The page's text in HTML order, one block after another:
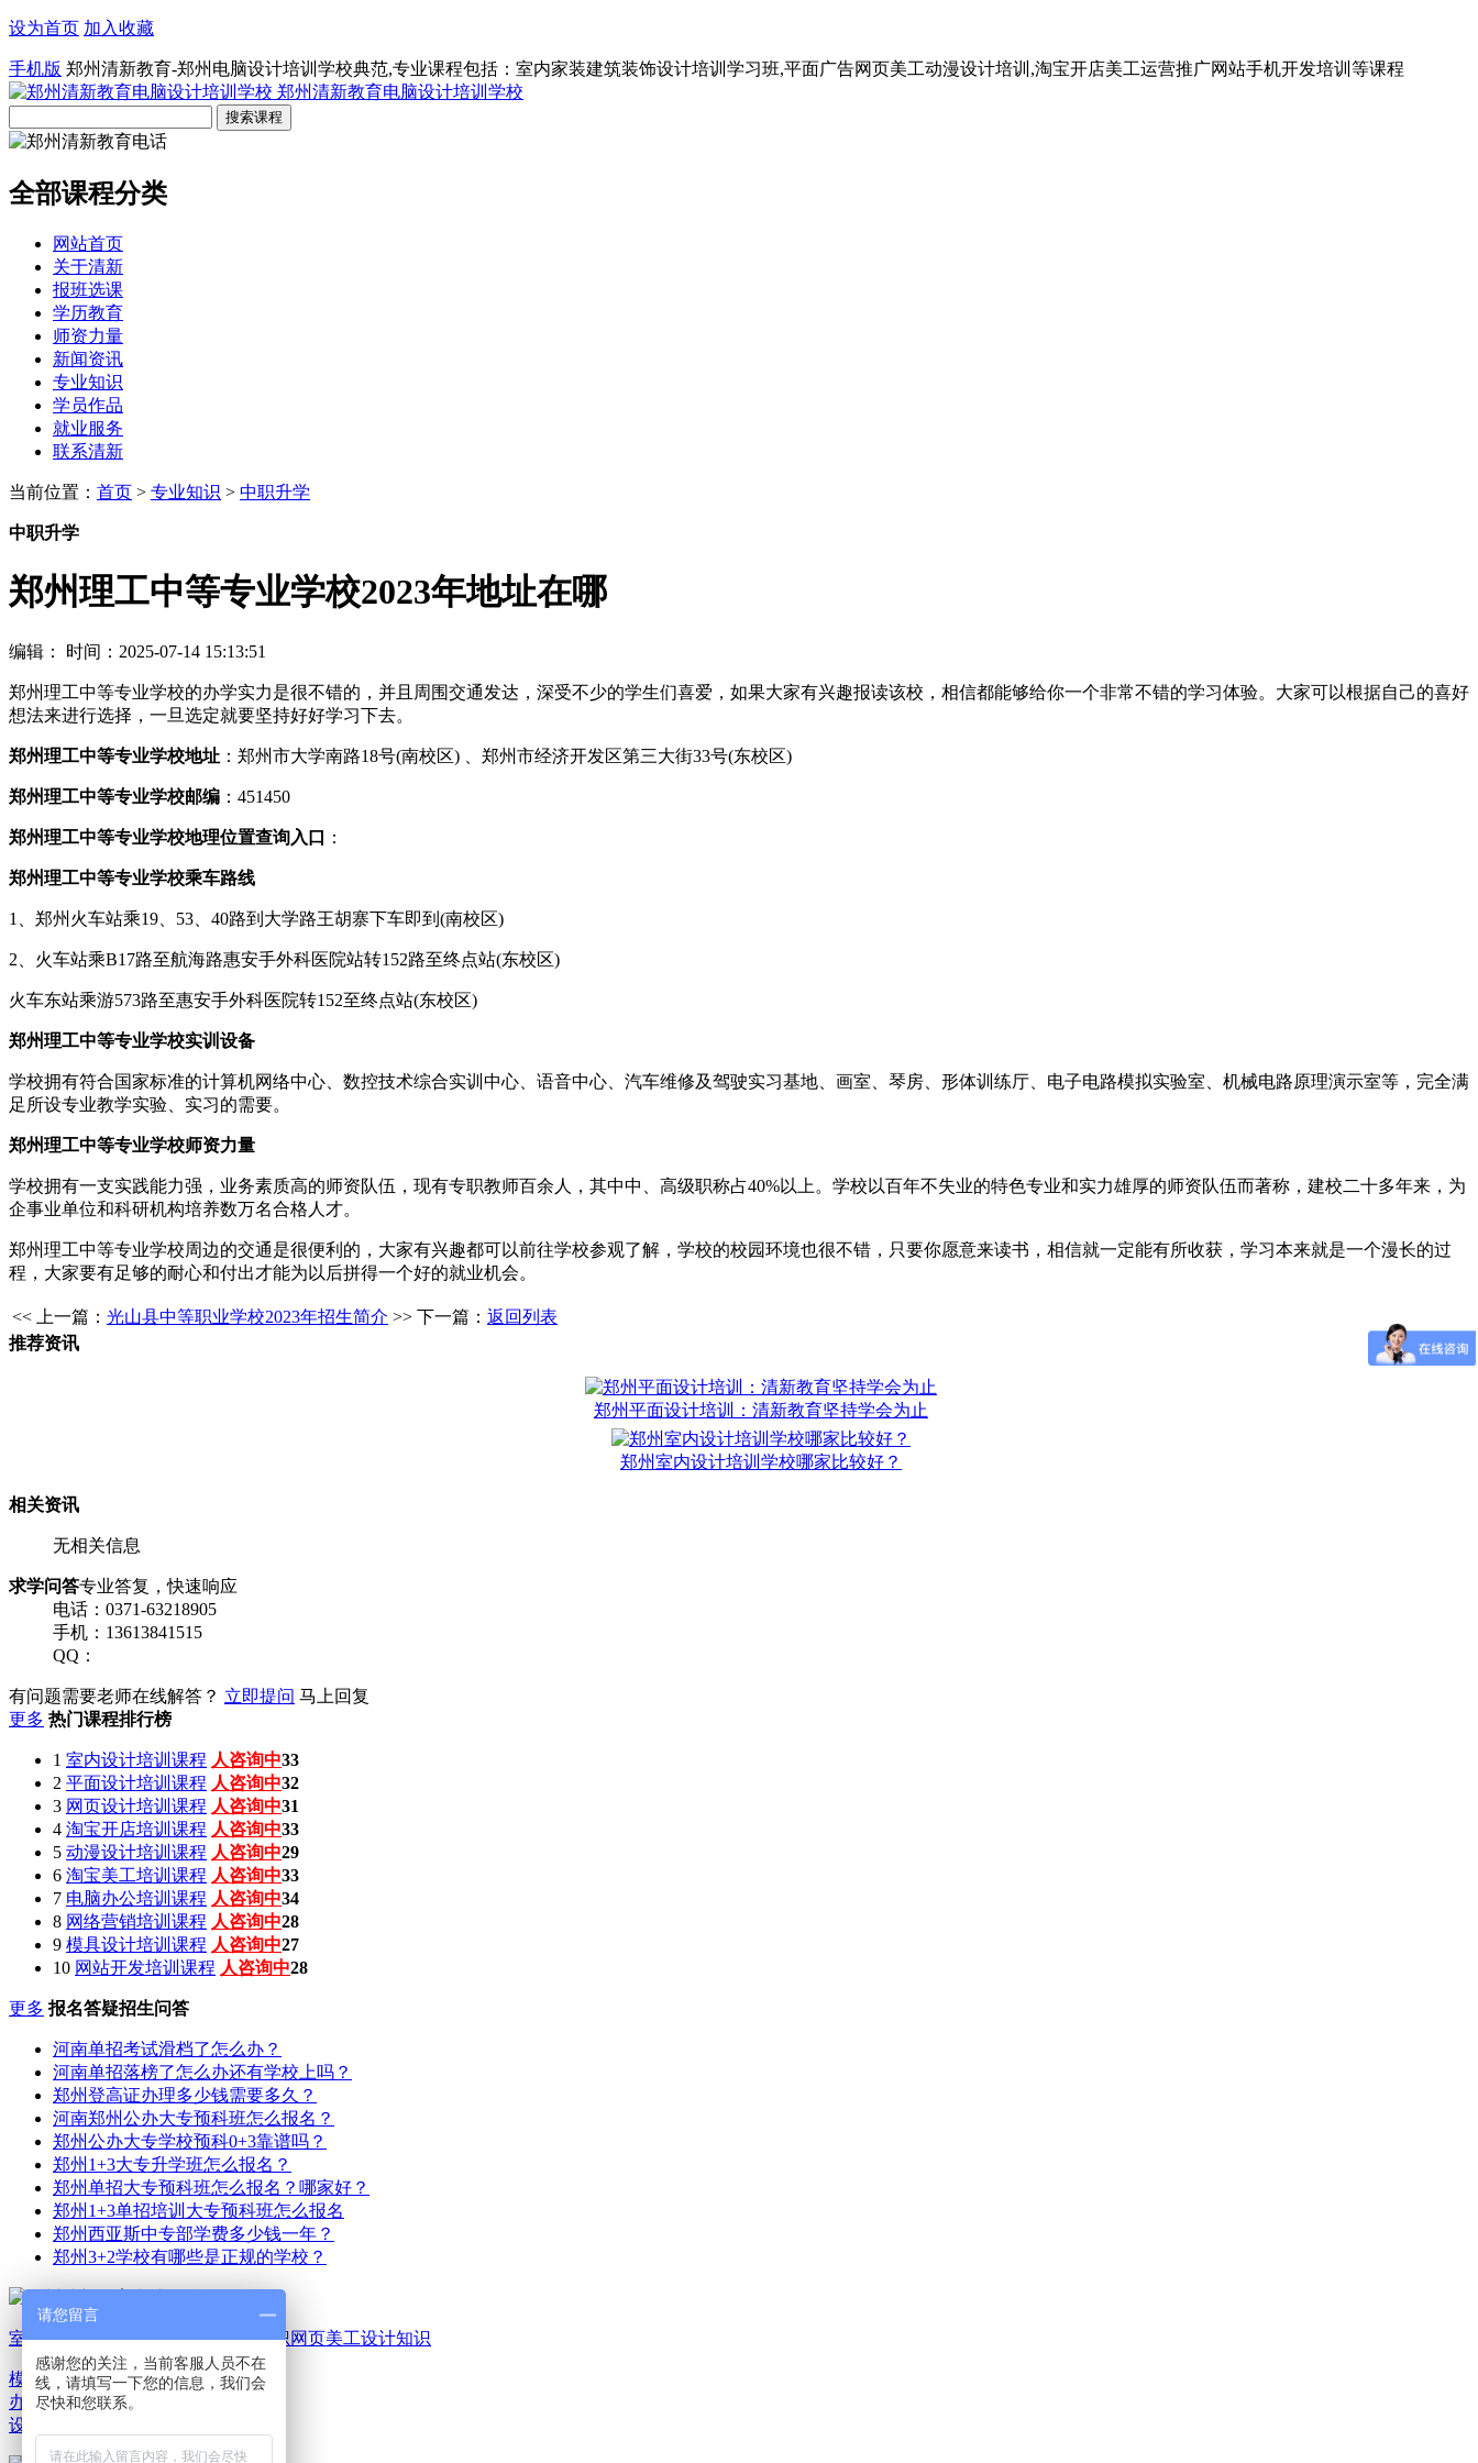
设为首页 加入收藏
手机版 郑州清新教育-郑州电脑设计培训学校典范,专业课程包括：室内家装建筑装饰设计培训学习班,平面广告网页美工动漫设计培训,淘宝开店美工运营推广网站手机开发培训等课程
郑州清新教育电脑设计培训学校
全部课程分类
网站首页
关于清新
报班选课
学历教育
师资力量
新闻资讯
专业知识
学员作品
就业服务
联系清新
当前位置： 首页 > 专业知识 > 中职升学
中职升学
郑州理工中等专业学校2023年地址在哪
编辑： 时间：2025-07-14 15:13:51
郑州理工中等专业学校的办学实力是很不错的，并且周围交通发达，深受不少的学生们喜爱，如果大家有兴趣报读该校，相信都能够给你一个非常不错的学习体验。大家可以根据自己的喜好
想法来进行选择，一旦选定就要坚持好好学习下去。
郑州理工中等专业学校地址 ：郑州市大学南路18号(南校区) 、郑州市经济开发区第三大街33号(东校区)
郑州理工中等专业学校邮编 ：451450
郑州理工中等专业学校地理位置查询入口 ：
郑州理工中等专业学校乘车路线
1、郑州火车站乘19、53、40路到大学路王胡寨下车即到(南校区)
2、火车站乘B17路至航海路惠安手外科医院站转152路至终点站(东校区)
火车东站乘游573路至惠安手外科医院转152至终点站(东校区)
郑州理工中等专业学校实训设备
学校拥有符合国家标准的计算机网络中心、数控技术综合实训中心、语音中心、汽车维修及驾驶实习基地、画室、琴房、形体训练厅、电子电路模拟实验室、机械电路原理演示室等，完全满
足所设专业教学实验、实习的需要。
郑州理工中等专业学校师资力量
学校拥有一支实践能力强，业务素质高的师资队伍，现有专职教师百余人，其中中、高级职称占40%以上。学校以百年不失业的特色专业和实力雄厚的师资队伍而著称，建校二十多年来，为
企事业单位和科研机构培养数万名合格人才。
郑州理工中等专业学校周边的交通是很便利的，大家有兴趣都可以前往学校参观了解，学校的校园环境也很不错，只要你愿意来读书，相信就一定能有所收获，学习本来就是一个漫长的过
程，大家要有足够的耐心和付出才能为以后拼得一个好的就业机会。
<< 上一篇： 光山县中等职业学校2023年招生简介 >> 下一篇： 返回列表
推荐资讯
郑州平面设计培训：清新教育坚持学会为止
郑州室内设计培训学校哪家比较好？
相关资讯
无相关信息
求学问答专业答复，快速响应
电话：0371-63218905
手机：13613841515
QQ：
有问题需要老师在线解答？ 立即提问 马上回复
更多 热门课程排行榜
1 室内设计培训课程 人咨询中33
2 平面设计培训课程 人咨询中32
3 网页设计培训课程 人咨询中31
4 淘宝开店培训课程 人咨询中33
5 动漫设计培训课程 人咨询中29
6 淘宝美工培训课程 人咨询中33
7 电脑办公培训课程 人咨询中34
8 网络营销培训课程 人咨询中28
9 模具设计培训课程 人咨询中27
10 网站开发培训课程 人咨询中28
更多 报名答疑招生问答
河南单招考试滑档了怎么办？
河南单招落榜了怎么办还有学校上吗？
郑州登高证办理多少钱需要多久？
河南郑州公办大专预科班怎么报名？
郑州公办大专学校预科0+3靠谱吗？
郑州1+3大专升学班怎么报名？
郑州单招大专预科班怎么报名？哪家好？
郑州1+3单招培训大专预科班怎么报名
郑州西亚斯中专部学费多少钱一年？
郑州3+2学校有哪些是正规的学校？
室内家装设计知识平面广告设计知识网页美工设计知识
模具机械设计知识电脑
办公文秘知识游戏动漫
设计知识
请您留言
感谢您的关注，当前客服人员不在
线，请填写一下您的信息，我们会
尽快和您联系。